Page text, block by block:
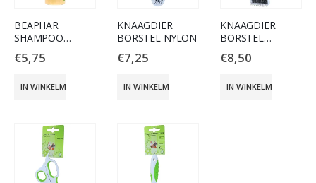
BEAPHAR
SHAMPOO
KNAAGDIEREN
250 ML
€5,75
IN WINKELMAND
KNAAGDIER
BORSTEL NYLON
€7,25
IN WINKELMAND
KNAAGDIER
BORSTEL
SLICKER SOFT
€8,50
IN WINKELMAND